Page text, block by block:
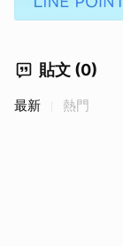
貼文 (0)
最新 熱門